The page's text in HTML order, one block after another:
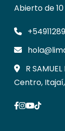
Abierto de
R
Centro,